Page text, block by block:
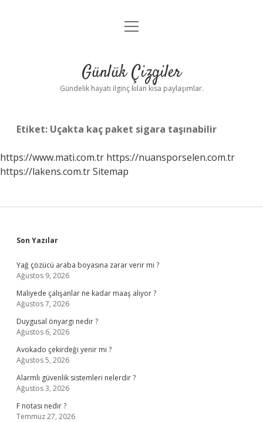
Anasayfa
Yasal Uyarı
menüyü
Günlük Çizgiler
Gündelik hayatı ilginç kılan kısa paylaşımlar.
Etiket: Uçakta kaç paket sigara taşınabilir
https://www.mati.com.tr https://nuansporselen.com.tr
https://lakens.com.trSitemap
Sidebar
Son Yazılar
Yağ çözücü araba boyasına zarar verir mi ?
Ağustos 9, 2026
Maliyede çalışanlar ne kadar maaş alıyor ?
Ağustos 7, 2026
Duygusal önyargı nedir ?
Ağustos 6, 2026
Avokado çekirdeği yenir mi ?
Ağustos 5, 2026
Alarmlı güvenlik sistemleri nelerdir ?
Ağustos 3, 2026
F notası nedir ?
Temmuz 27, 2026